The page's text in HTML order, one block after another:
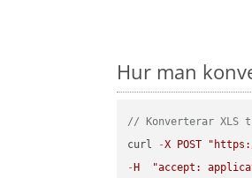
Hur man
// Konverterar XLS
curl
-X POST
- H
"accept: